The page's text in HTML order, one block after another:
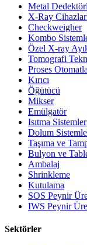
Metal
X-Ray
Checkweigher
Kombo
Özel X-ray
Tomografi
Proses
Kırıcı
Öğütücü
Mikser
Emülgatör
Isıtma
Dolum
Taşıma ve
Bulyon ve
Ambalaj
Shrinkleme
Kutulama
SOS Peynir
IWS Peynir
Sektörler